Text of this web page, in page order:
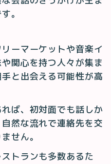
。
ーマーケットや音楽イ
関心を持つ人々が集ま
と出会える可能性が高
ば、初対面でも話しか
然な流れで連絡先を交
せん。
トランも多数あるた